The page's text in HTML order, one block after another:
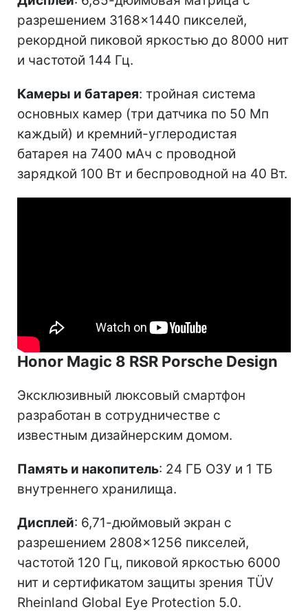
разрешением 3168×1440 пикселей,
рекордной пиковой яркостью до 8000 нит
и частотой 144 Гц.
Камеры и батарея: тройная система
основных камер (три датчика по 50 Мп
каждый) и кремний-углеродистая
батарея на 7400 мАч с проводной
зарядкой 100 Вт и беспроводной на 40 Вт.
Honor Magic 8 RSR Porsche Design
Эксклюзивный люксовый смартфон
разработан в сотрудничестве с
известным дизайнерским домом.
Память и накопитель: 24 ГБ ОЗУ и 1 ТБ
внутреннего хранилища.
Дисплей: 6,71-дюймовый экран с
разрешением 2808×1256 пикселей,
частотой 120 Гц, пиковой яркостью 6000
нит и сертификатом защиты зрения TÜV
Rheinland Global Eye Protection 5.0.